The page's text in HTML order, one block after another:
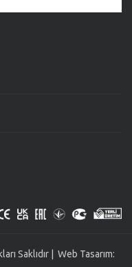
Saklıdır | Web Tasarım: